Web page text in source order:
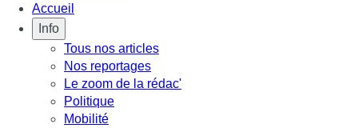
Accueil
Info
Tous nos articles
Nos reportages
Le zoom de la rédac'
Politique
Mobilité